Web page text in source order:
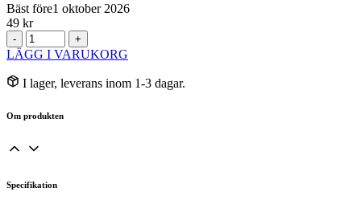
Bäst före1 oktober 2026
49 kr
-
Nötbolaget
Medelhavsmix
mängd
+
LÄGG I VARUKORG
I lager, leverans inom 1-3 dagar.
Om produkten
Specifikation